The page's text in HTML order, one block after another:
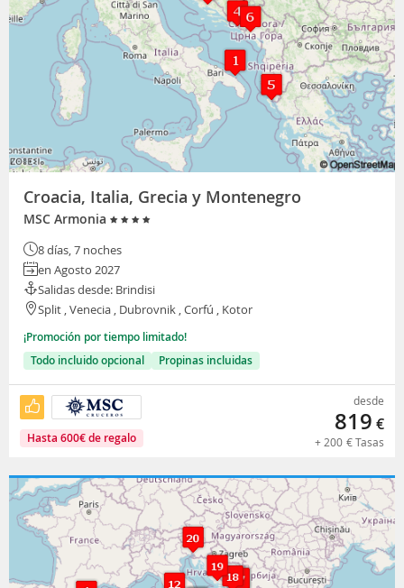
Croacia, Italia, Grecia y Montenegro
MSC Armonia
8 días, 7 noches
en Agosto 2027
Salidas desde: Brindisi
Split , Venecia , Dubrovnik , Corfú , Kotor
¡Promoción por tiempo limitado!
Todo incluido opcional
Propinas incluidas
Hasta 600€de regalo
desde
819 €
+ 200 €Tasas